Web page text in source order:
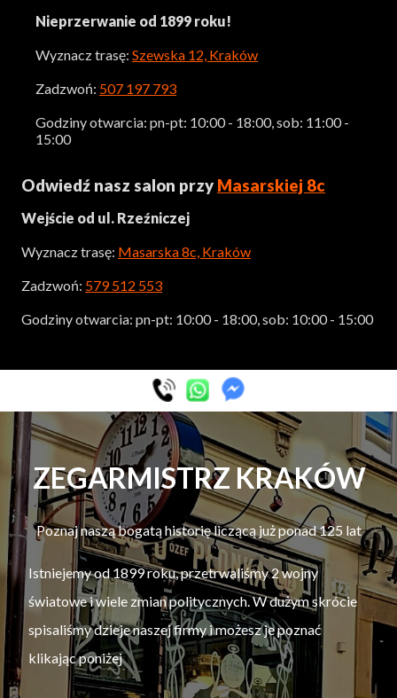
Nieprzerwanie od 1899 roku!
Wyznacz trasę: Szewska 12, Kraków
Zadzwoń: 507 197 793
Godziny otwarcia: pn-pt: 10:00 - 18:00, sob: 11:00 -
15:00
Odwiedź nasz salon przy Masarskiej 8c
Wejście od ul. Rzeźniczej
Wyznacz trasę: Masarska 8c, Kraków
Zadzwoń: 579 512 553
Godziny otwarcia: pn-pt: 10:00 - 18:00, sob: 10:00 - 15:00
ZEGARMISTRZ KRAKÓW
Poznaj naszą bogatą historię liczącą już ponad 125 lat
Istniejemy od 1899 roku, przetrwaliśmy 2 wojny
światowe i wiele zmian politycznych. W dużym skrócie
spisaliśmy dzieje naszej firmy i możesz je poznać
klikając poniżej